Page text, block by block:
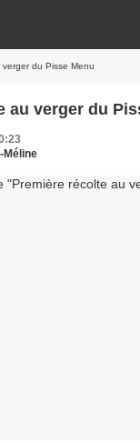
du Pisse Menu
au verger du
Méline